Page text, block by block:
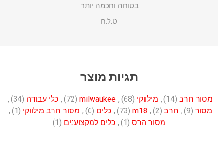
בטוחה וחכמה יותר.
ט.ל.ח
תגיות מוצר
מסור חרב (14)
, מילווקי (68)
,
milwaukee
(72)
, כלי עבודה (34)
,
מסור (9)
, חרב (2)
,
m18
(73)
, כלים (6)
, מסור חרב מילווקי (1)
,
מסור הרס (1)
, כלים למקצוענים (1)